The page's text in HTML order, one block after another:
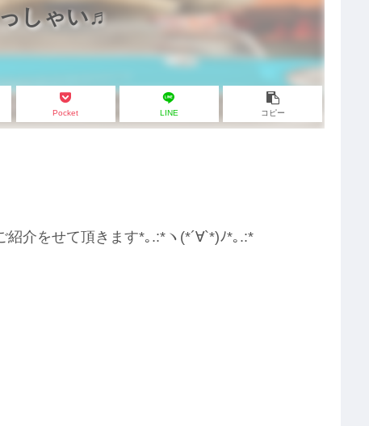
しゃい♬
Pocket LINE コピー
介をせて頂きます*｡.:*ヽ(*´∀︎`*)ﾉ*｡.:*